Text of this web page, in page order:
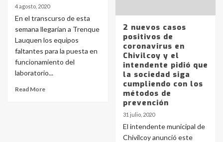
4 agosto, 2020
En el transcurso de esta
semana llegarían a Trenque
Lauquen los equipos
faltantes para la puesta en
funcionamiento del
laboratorio...
Read More
2 nuevos casos
positivos de
coronavirus en
Chivilcoy y el
intendente pidió que
la sociedad siga
cumpliendo con los
métodos de
prevención
31 julio, 2020
El intendente municipal de
Chivilcoy anunció este